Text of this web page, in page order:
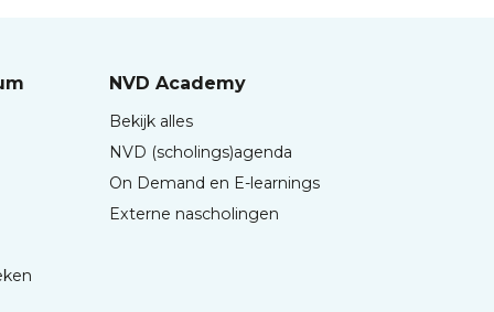
NVD Academy
Bekijk alles
NVD (scholings)agenda
On Demand en E-learnings
Externe nascholingen